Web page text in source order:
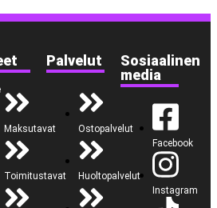
Maksutavat
Toimitustavat
Palvelut
Ostopalvelut
Huoltopalvelut
Sosiaalinen
media
Facebook
Instagram